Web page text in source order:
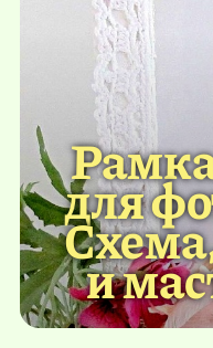
для
и